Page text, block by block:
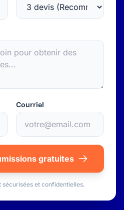
Courriel
gratuites
sécurisées et confidentielles.